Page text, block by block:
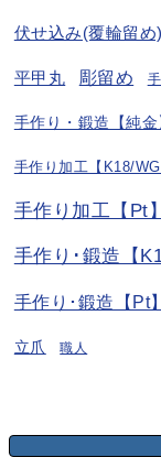
伏せ込み(覆輪留め)
平甲丸 彫留め
手作り・鍛造【純金
手作り加工【K18/WG
手作り加工【Pt】
手作り･鍛造【
手作り･鍛造【Pt】
立爪 職人